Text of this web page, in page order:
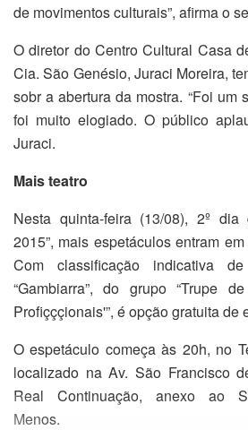
de movimentos culturais”, afirma o
O diretor do Centro Cultural Casa
Cia. São Genésio, Juraci Moreira,
sobr a abertura da mostra. “Foi um
foi muito elogiado. O público
Juraci.
Mais teatro
Nesta quinta-feira (13/08), 2º
2015”, mais espetáculos entram
Com classificação indicativa
“Gambiarra”, do grupo “Trupe
Profiçççionais'”, é opção gratuita de
O espetáculo começa às 20h, no
localizado na Av. São Francisco
Real Continuação, anexo ao
Menos.